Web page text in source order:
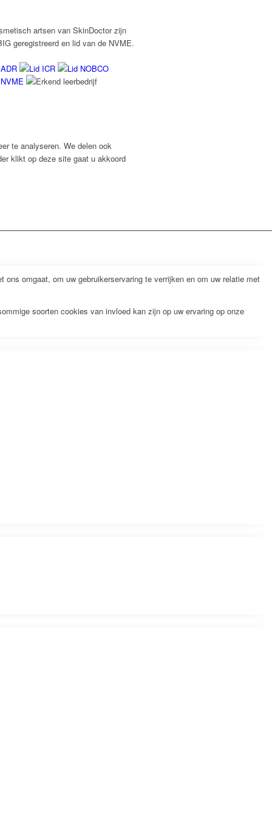
artsen van SkinDoctor zijn
geregistreerd en lid van de NVME.
te analyseren. We delen ook
klikt op deze site gaat u akkoord
omgaat, om uw gebruikerservaring te verrijken en om uw relatie met
soorten cookies van invloed kan zijn op uw ervaring op onze